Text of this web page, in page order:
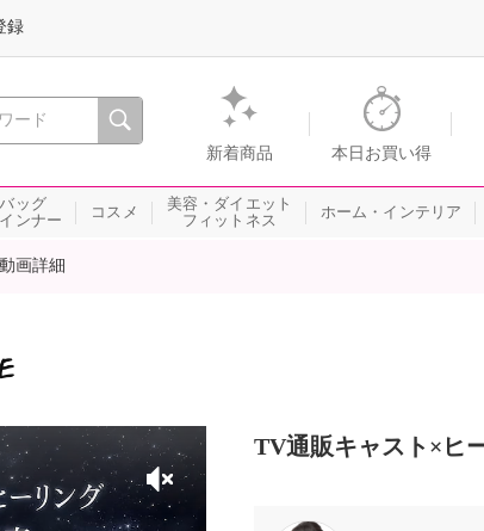
、瞬間を。通販・テレビショッピングのショップチャンネル
新着商品 本日お買い得
録
ッグ
ンナー
コスメ
美容・ダイエット
フィットネス
ホーム・インテリア
画詳細
TV通販キャスト×ヒ